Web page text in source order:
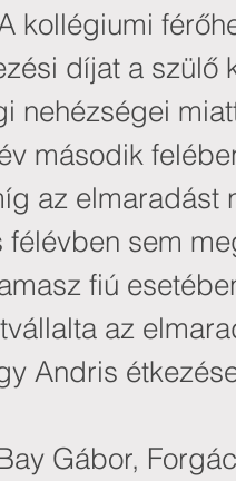
kollégiumi
díjat a szülő
nehézségei
második
az elmaradást
félévben sem
fiú
az
Andris
Gábor,